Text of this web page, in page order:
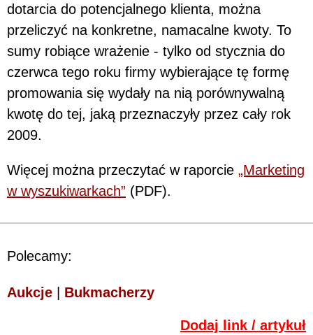
dotarcia do potencjalnego klienta, można
przeliczyć na konkretne, namacalne kwoty. To
sumy robiące wrażenie - tylko od stycznia do
czerwca tego roku firmy wybierające tę formę
promowania się wydały na nią porównywalną
kwotę do tej, jaką przeznaczyły przez cały rok
2009.
Więcej można przeczytać w raporcie „Marketing
w wyszukiwarkach” (PDF).
Polecamy:
Aukcje | Bukmacherzy
Dodaj link / artykuł